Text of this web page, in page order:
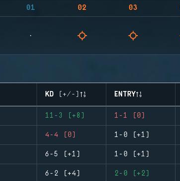
01 02 03
KD (+/-) ENTRY
11-3 (+8) 1-1 (0)
4-4 (0) 1-0 (+1)
6-5 (+1) 1-0 (+1)
6-2 (+4) 2-0 (+2)